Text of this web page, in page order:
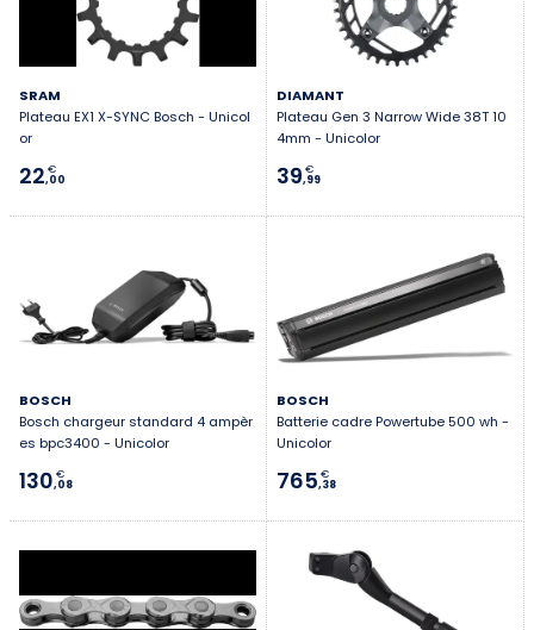
SRAM
Plateau EX1 X-SYNC Bosch - Unicol
or
22,00
€
DIAMANT
Plateau Gen 3 Narrow Wide 38T 10
4mm - Unicolor
39,99
€
BOSCH
Bosch chargeur standard 4 ampèr
es bpc3400 - Unicolor
130,08
€
BOSCH
Batterie cadre Powertube 500 wh -
Unicolor
765,38
€